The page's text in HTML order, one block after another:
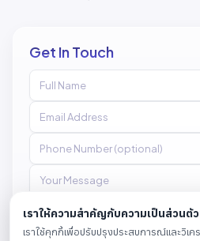
Get In Touch
เราให้ความสำคัญกับความเป็นส่วนตั
เราใช้คุกกี้เพื่อปรับปรุงประสบการณ์และวิเ